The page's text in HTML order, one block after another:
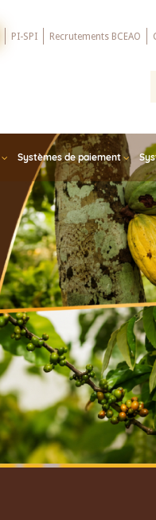
PI-SPI Recrutements BCEAO
Systèmes de paiement